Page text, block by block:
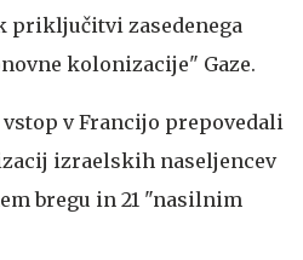
priključitvi zasedenega
kolonizacije" Gaze.
vstop v Francijo prepovedali
izraelskih naseljencev
bregu in 21 "nasilnim